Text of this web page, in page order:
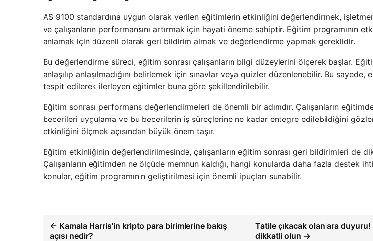
AS 9100 standardına uygun olarak verilen eğitimlerin etkinliğini değerlendirmek,
ve çalışanların performansını artırmak için hayati öneme sahiptir. Eğitim programının
anlamak için düzenli olarak geri bildirim almak ve değerlendirme yapmak gereklidir.
Bu değerlendirme süreci, eğitim sonrası çalışanların bilgi düzeylerini ölçerek başlar.
anlaşılıp anlaşılmadığını belirlemek için sınavlar veya quizler düzenlenebilir. Bu
tespit edilerek ilerleyen eğitimler buna göre şekillendirilebilir.
Eğitim sonrası performans değerlendirmeleri de önemli bir adımdır. Çalışanların
becerileri uygulama ve bu becerilerin iş süreçlerine ne kadar entegre edilebildiğini
etkinliğini ölçmek açısından büyük önem taşır.
Eğitim etkinliğinin değerlendirilmesinde, çalışanların eğitim sonrası geri bildirimleri de
Çalışanların eğitimden ne ölçüde memnun kaldığı, hangi konularda daha fazla destek
konular, eğitim programının geliştirilmesi için önemli ipuçları sunabilir.
← Kamala Harris'in kripto para birimlerine bakış
açısı nedir?
Tatile çıkacak olanlara
dikkatli olun →